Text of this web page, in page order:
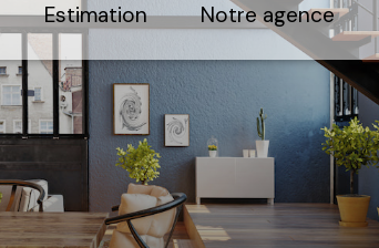
estimation notre agence